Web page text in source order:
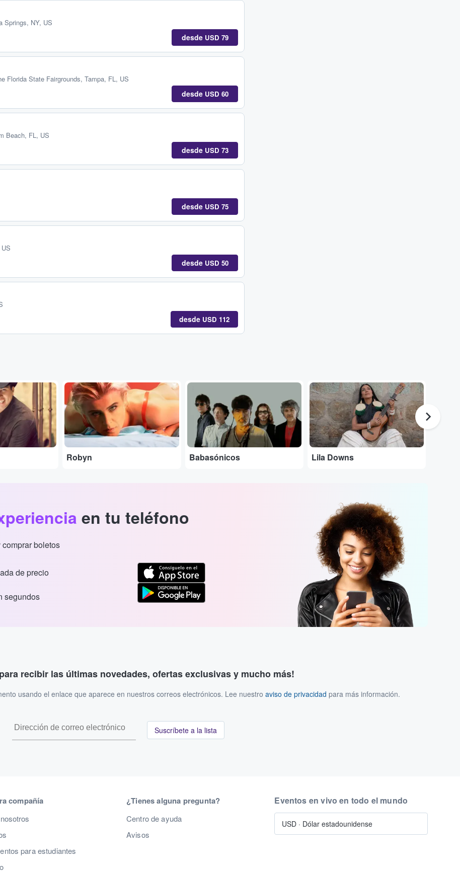
Springs, NY, US
desde USD 79
Florida State Fairgrounds, Tampa, FL, US
desde USD 60
Beach, FL, US
desde USD 73
desde USD 75
desde USD 50
desde USD 112
...
Robyn
...
Babasónicos
...
Lila Downs
en tu teléfono
boletos
de precio
segundos
recibir las últimas novedades, ofertas exclusivas y mucho más!
usando el enlace que aparece en nuestros correos electrónicos. Lee nuestro aviso de privacidad para más información.
Suscríbete a la lista
compañía
para estudiantes
¿Tienes alguna pregunta?
Centro de ayuda
Avisos
Eventos en vivo en todo el mundo
USD · Dólar estadounidense